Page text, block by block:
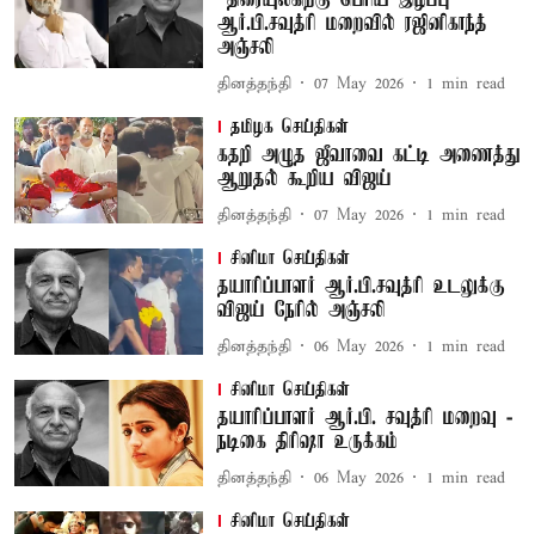
ஆர்.பி.சவுத்ரி மறைவில் ரஜினிகாந்த்
அஞ்சலி
தினத்தந்தி 07 May 2026 1 min read
தமிழக செய்திகள்
கதறி அழுத ஜீவாவை கட்டி அணைத்து
ஆறுதல் கூறிய விஜய்
தினத்தந்தி 07 May 2026 1 min read
சினிமா செய்திகள்
தயாரிப்பாளர் ஆர்.பி.சவுத்ரி உடலுக்கு
விஜய் நேரில் அஞ்சலி
தினத்தந்தி 06 May 2026 1 min read
சினிமா செய்திகள்
தயாரிப்பாளர் ஆர்.பி. சவுத்ரி மறைவு -
நடிகை திரிஷா உருக்கம்
தினத்தந்தி 06 May 2026 1 min read
சினிமா செய்திகள்